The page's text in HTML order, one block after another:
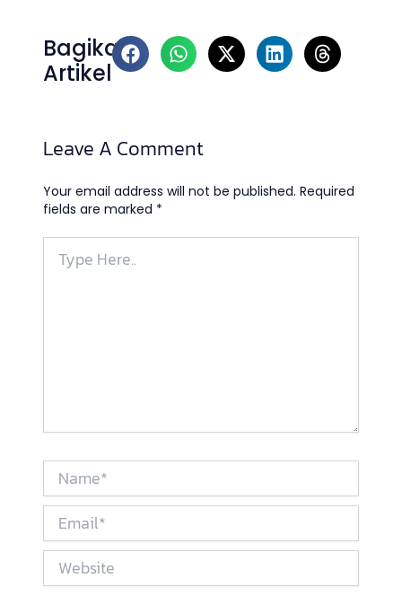
Bagikan
Artikel
Leave A Comment
Your email address will not be published. Required
fields are marked *
Type
Here..
Name*
Email*
Website